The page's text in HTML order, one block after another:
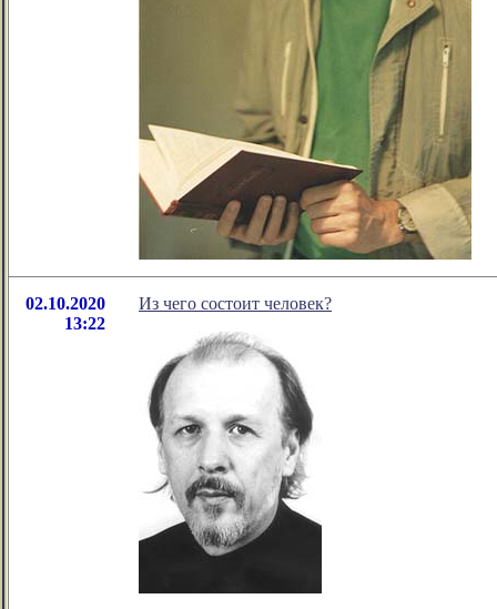
02.10.2020
13:22
Из чего состоит человек?